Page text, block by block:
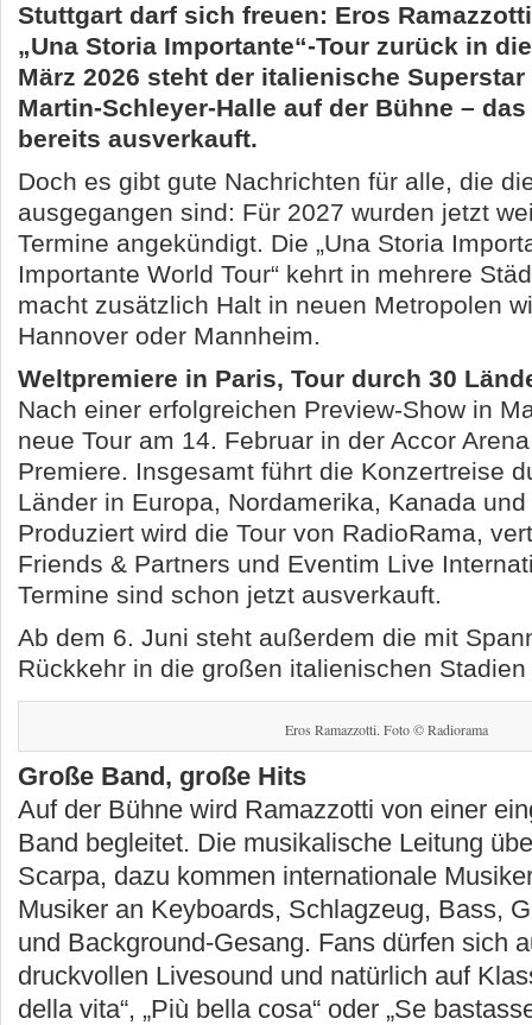
Stuttgart darf sich freuen: Eros
„Una Storia Importante“-Tour zurück in
März 2026 steht der italienische
Martin-Schleyer-Halle auf der Bühne –
bereits ausverkauft.
Doch es gibt gute Nachrichten für alle, die
ausgegangen sind: Für 2027 wurden jetzt
Termine angekündigt. Die „Una Storia
Importante World Tour“ kehrt in mehrere
macht zusätzlich Halt in neuen Metropolen
Hannover oder Mannheim.
Weltpremiere in Paris, Tour durch 30
Nach einer erfolgreichen Preview-Show in
neue Tour am 14. Februar in der Accor
Premiere. Insgesamt führt die Konzertreise
Länder in Europa, Nordamerika, Kanada
Produziert wird die Tour von RadioRama,
Friends & Partners und Eventim Live
Termine sind schon jetzt ausverkauft.
Ab dem 6. Juni steht außerdem die mit
Rückkehr in die großen italienischen
Eros Ramazzotti. Foto © Radiorama
Große Band, große Hits
Auf der Bühne wird Ramazzotti von einer
Band begleitet. Die musikalische Leitung
Scarpa, dazu kommen internationale
Musiker an Keyboards, Schlagzeug, Bass,
und Background-Gesang. Fans dürfen sich
druckvollen Livesound und natürlich auf
della vita“, „Più bella cosa“ oder „Se